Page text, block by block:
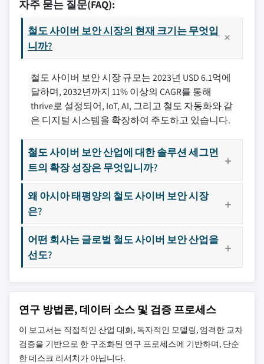
자주 묻는 질문(FAQ):
철도 사이버 보안 시장의 현재 크기는 무엇입
니까?
철도 사이버 보안 시장 규모는 2023년 USD 6.1억에
달하며, 2032년까지 11% 이상의 CAGR를 통해
thrive로 설정되어, IoT, AI, 그리고 철도 자동화와 같
은 디지털 시스템을 확장하여 주도하고 있습니다.
철도 사이버 보안 산업에 대한 솔루션 세그먼
트의 확장 성장은 무엇입니까?
왜 아시아 태평양의 철도 사이버 보안 시장
은?
어떤 회사는 글로벌 철도 사이버 보안 산업을
선도?
연구 방법론, 데이터 소스 및 검증 프로세스
이 보고서는 직접적인 산업 대화, 독자적인 모델링, 엄격한 교차
검증을 기반으로 한 구조화된 연구 프로세스에 기반하며, 단순
한 데스크 리서치가 아닙니다.